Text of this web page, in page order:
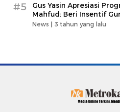
#5
Gus Yasin Apresiasi
Mahfud: Beri Insentif
News | 3 tahun yang lalu